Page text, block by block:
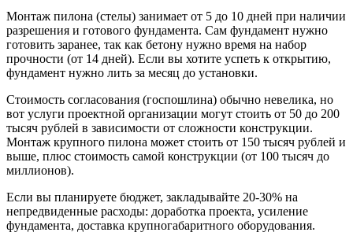
Монтаж пилона (стелы) занимает от 5 до 10 дней при наличии
разрешения и готового фундамента. Сам фундамент нужно
готовить заранее, так как бетону нужно время на набор
прочности (от 14 дней). Если вы хотите успеть к открытию,
фундамент нужно лить за месяц до установки.
Стоимость согласования (госпошлина) обычно невелика, но
вот услуги проектной организации могут стоить от 50 до 200
тысяч рублей в зависимости от сложности конструкции.
Монтаж крупного пилона может стоить от 150 тысяч рублей и
выше, плюс стоимость самой конструкции (от 100 тысяч до
миллионов).
Если вы планируете бюджет, закладывайте 20-30% на
непредвиденные расходы: доработка проекта, усиление
фундамента, доставка крупногабаритного оборудования.